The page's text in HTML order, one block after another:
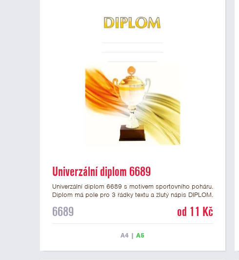
Univerzální diplom 6689
Univerzální diplom 6689 s motivem sportovního poháru.
Diplom má pole pro 3 řádky textu a žlutý nápis DIPLOM.
Tento diplom je vhodný pro většinu událostí, ke kterým
6689 od 11 Kč
A4 |A5